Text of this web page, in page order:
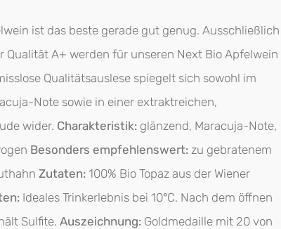
ist das beste gerade gut genug. Ausschließlich
Qualität A+ werden für unseren Next Bio Apfelwein
Qualitätsauslese spiegelt sich sowohl im
Note sowie in einer extraktreichen,
wider. Charakteristik: glänzend, Maracuja-Note,
Besonders empfehlenswert: zu gebratenem
Zutaten: 100% Bio Topaz aus der Wiener
Ideales Trinkerlebnis bei 10°C. Nach dem öffnen
Sulfite.Auszeichnung: Goldmedaille mit 20 von